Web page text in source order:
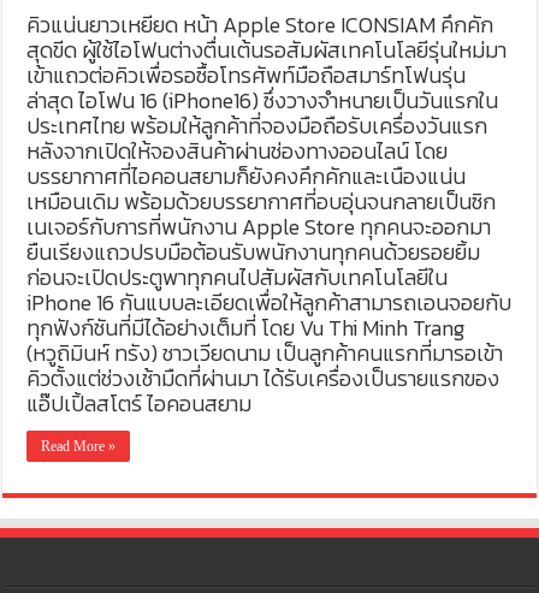
คิวแน่นยาวเหยียด หน้า Apple Store ICONSIAM คึกคัก
สุดขีด ผู้ใช้ไอโฟนต่างตื่นเต้นรอสัมผัสเทคโนโลยีรุ่นใหม่มา
เข้าแถวต่อคิวเพื่อรอซื้อโทรศัพท์มือถือสมาร์ทโฟนรุ่น
ล่าสุด ไอโฟน 16 (iPhone16) ซึ่งวางจำหนายเป็นวันแรกใน
ประเทศไทย พร้อมให้ลูกค้าที่จองมือถือรับเครื่องวันแรก
หลังจากเปิดให้จองสินค้าผ่านช่องทางออนไลน์ โดย
บรรยากาศที่ไอคอนสยามก็ยังคงคึกคักและเนืองแน่น
เหมือนเดิม พร้อมด้วยบรรยากาศที่อบอุ่นจนกลายเป็นซิก
เนเจอร์กับการที่พนักงาน Apple Store ทุกคนจะออกมา
ยืนเรียงแถวปรบมือต้อนรับพนักงานทุกคนด้วยรอยยิ้ม
ก่อนจะเปิดประตูพาทุกคนไปสัมผัสกับเทคโนโลยีใน
iPhone 16 กันแบบละเอียดเพื่อให้ลูกค้าสามารถเอนจอยกับ
ทุกฟังก์ชันที่มีได้อย่างเต็มที่ โดย Vu Thi Minh Trang
(หวูถิมินห์ ทรัง) ชาวเวียดนาม เป็นลูกค้าคนแรกที่มารอเข้า
คิวตั้งแต่ช่วงเช้ามืดที่ผ่านมา ได้รับเครื่องเป็นรายแรกของ
แอ๊ปเปิ้ลสโตร์ ไอคอนสยาม
Read More »